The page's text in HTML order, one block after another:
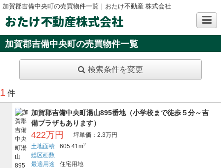
加賀郡吉備中央町の売買物件一覧｜おたけ不動産 株式会社
おたけ不動産株式会社
加賀郡吉備中央町の売買物件一覧
検索条件を変更
1 件
加賀郡吉備中央町湯山895番地（小学校まで徒歩５分～吉
備プラザもあります）
422万円
坪単価：2.3万円
土地面積
605.41m2
総区画数
最適用途
住宅用地